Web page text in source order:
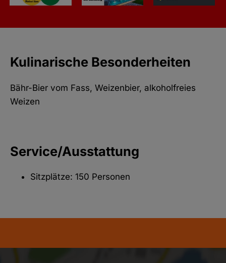
Kulinarische Besonderheiten
Bähr-Bier vom Fass, Weizenbier, alkoholfreies
Weizen
Service/Ausstattung
Sitzplätze: 150 Personen